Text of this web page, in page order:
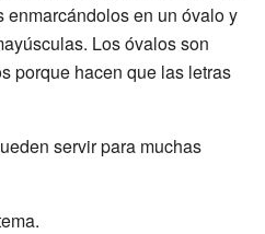
enmarcándolos en un óvalo y
Los óvalos son
porque hacen que las letras
servir para muchas